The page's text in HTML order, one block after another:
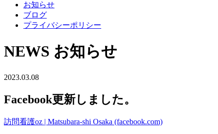
お知らせ
ブログ
プライバシーポリシー
NEWS お知らせ
2023.03.08
Facebook更新しました。
訪問看護oz | Matsubara-shi Osaka (facebook.com)